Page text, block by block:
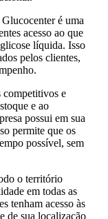
é uma
acesso ao que
líquida. Isso
pelos clientes,
competitivos e
e ao
possui em sua
permite que os
possível, sem
o território
em todas as
tenham acesso às
de sua localização